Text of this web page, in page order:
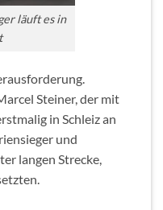
läuft es in
Steiner, der mit
in Schleiz an
und
langen Strecke,